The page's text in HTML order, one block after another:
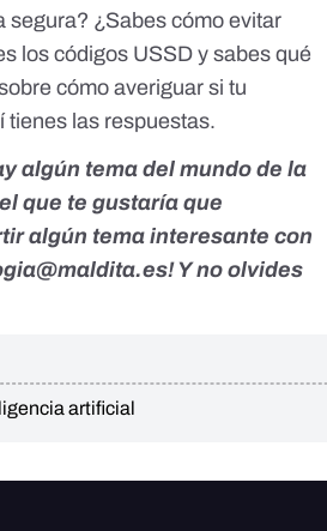
segura? ¿Sabes cómo evitar
los códigos USSD y sabes qué
cómo averiguar si tu
tienes las respuestas.
algún tema del mundo de la
que te gustaría que
algún tema interesante con
! Y no olvides
artificial